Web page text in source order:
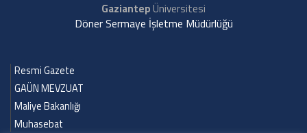
GaziantepÜniversitesi
Döner Sermaye İşletme Müdürlüğü
Resmi Gazete
GAÜN MEVZUAT
Maliye Bakanlığı
Muhasebat